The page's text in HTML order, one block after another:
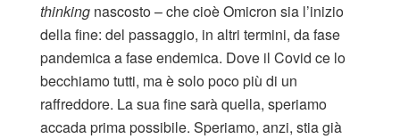
thinking nascosto – che cioè Omicron sia l’inizio
della fine: del passaggio, in altri termini, da fase
pandemica a fase endemica. Dove il Covid ce lo
becchiamo tutti, ma è solo poco più di un
raffreddore. La sua fine sarà quella, speriamo
accada prima possibile. Speriamo, anzi, stia già